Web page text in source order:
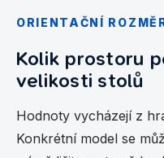
ORIENTAČNÍ
Kolik prostoru
velikosti stolů
Hodnoty vycházejí z
Konkrétní model se